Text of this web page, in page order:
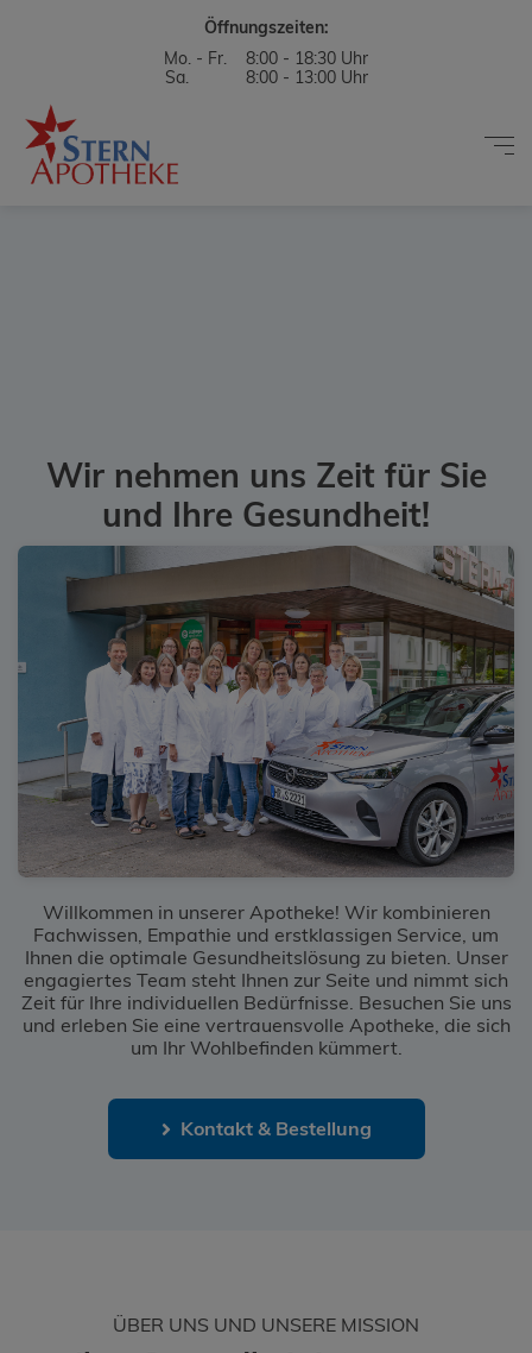
Öffnungszeiten:
Mo. - Fr. 8:00 - 18:30 Uhr
Sa. 8:00 - 13:00 Uhr
Wir nehmen uns Zeit für Sie
und Ihre Gesundheit!
Willkommen in unserer Apotheke! Wir kombinieren
Fachwissen, Empathie und erstklassigen Service, um
Ihnen die optimale Gesundheitslösung zu bieten. Unser
engagiertes Team steht Ihnen zur Seite und nimmt sich
Zeit für Ihre individuellen Bedürfnisse. Besuchen Sie uns
und erleben Sie eine vertrauensvolle Apotheke, die sich
um Ihr Wohlbefinden kümmert.
Kontakt & Bestellung
ÜBER UNS UND UNSERE MISSION